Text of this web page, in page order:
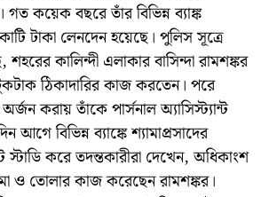
গত কয়েক বছরে তাঁর বিভিন্ন ব্যাঙ্ক
টাকা লেনদেন হয়েছে। পুলিস সূত্রে
কালিন্দী এলাকার বাসিন্দা রামশঙ্কর
ঠিকাদারির কাজ করতেন। পরে
করায় তাঁকে পার্সনাল অ্যাসিস্ট্যান্ট
বিভিন্ন ব্যাঙ্কে শ্যামাপ্রসাদের
স্টাডি করে তদন্তকারীরা দেখেন, অধিকাংশ
ও তোলার কাজ করেছেন রামশঙ্কর।